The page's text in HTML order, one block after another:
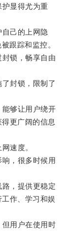
显得尤为重
己的上网隐
跟踪和监控。
锁，畅享自由
封锁，限制了
够让用户绕开
更广阔的信息
速度。
，很多时候用
，提供更稳定
作、学习和娱
用户在使用时